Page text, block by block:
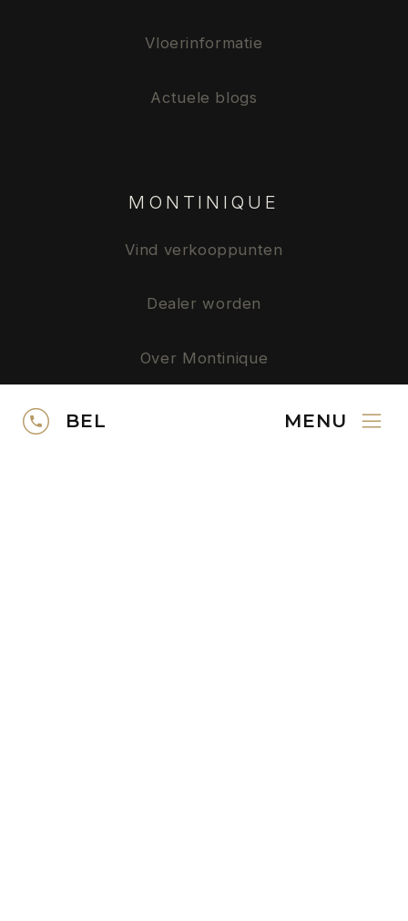
BEL MENU
Vloerinformatie
Actuele blogs
MONTINIQUE
Vind verkooppunten
Dealer worden
Over Montinique